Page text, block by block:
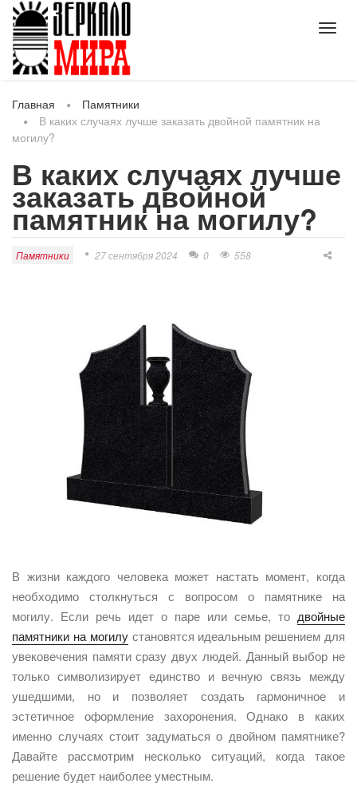
Главная
Памятники
В каких случаях лучше заказать двойной памятник на
могилу?
В каких случаях лучше
заказать двойной
памятник на могилу?
Памятники 27 сентября 2024 0 558
В жизни каждого человека может настать момент, когда
необходимо столкнуться с вопросом о памятнике на
могилу. Если речь идет о паре или семье, то двойные
памятники на могилустановятся идеальным решением для
увековечения памяти сразу двух людей. Данный выбор не
только символизирует единство и вечную связь между
ушедшими, но и позволяет создать гармоничное и
эстетичное оформление захоронения. Однако в каких
именно случаях стоит задуматься о двойном памятнике?
Давайте рассмотрим несколько ситуаций, когда такое
решение будет наиболее уместным.